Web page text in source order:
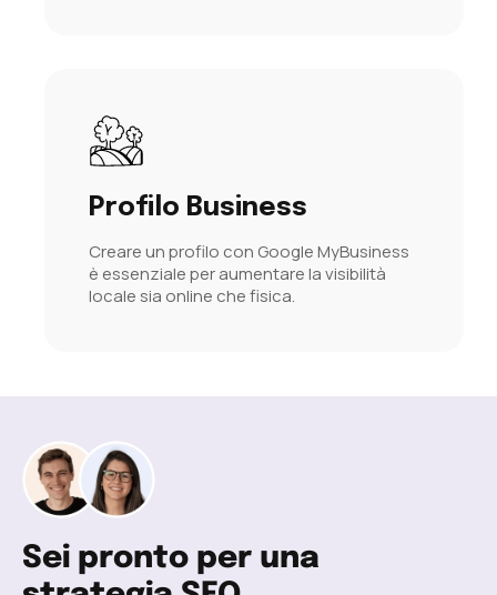
Profilo Business
Creare un profilo con Google MyBusiness
è essenziale per aumentare la visibilità
locale sia online che fisica.
Sei pronto per una